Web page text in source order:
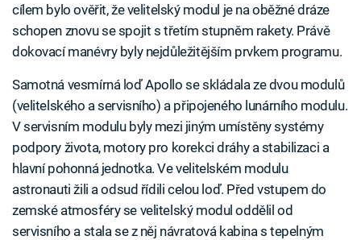
cílem bylo ověřit, že velitelský modul je na oběžné dráze
schopen znovu se spojit s třetím stupněm rakety. Právě
dokovací manévry byly nejdůležitějším prvkem programu.
Samotná vesmírná loď Apollo se skládala ze dvou modulů
(velitelského a servisního) a připojeného lunárního modulu.
V servisním modulu byly mezi jiným umístěny systémy
podpory života, motory pro korekci dráhy a stabilizaci a
hlavní pohonná jednotka. Ve velitelském modulu
astronauti žili a odsud řídili celou loď. Před vstupem do
zemské atmosféry se velitelský modul oddělil od
servisního a stala se z něj návratová kabina s tepelným